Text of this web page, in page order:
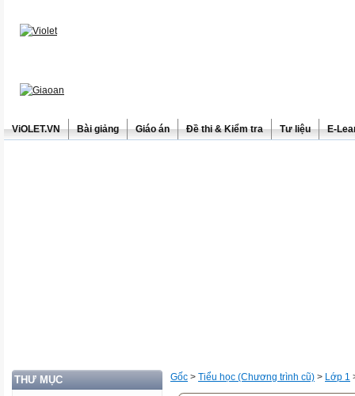
ViOLET.VN Bài giảng Giáo án Đề thi & Kiểm tra Tư liệu E-
THƯ MỤC Gốc > Tiểu học (Chương trình cũ) > Lớp 1